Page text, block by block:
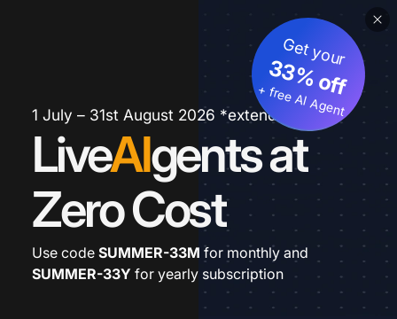
1 July – 31st August 2026 *extended
LiveAIgents at
Zero Cost
Get your
33% off
+ free AI Agent
Use code SUMMER-33M for monthly and
SUMMER-33Y for yearly subscription